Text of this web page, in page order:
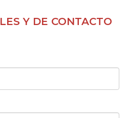
Y DE CONTACTO